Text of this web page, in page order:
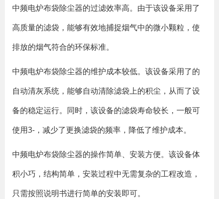
中频电炉布袋除尘器的过滤效率高。由于该设备采用了
高质量的滤袋，能够有效地捕捉烟气中的微小颗粒，使
排放的烟气符合的环保标准。
中频电炉布袋除尘器的维护成本较低。该设备采用了的
自动清灰系统，能够自动清除滤袋上的积尘，从而了设
备的稳定运行。同时，该设备的滤袋寿命较长，一般可
使用3-，减少了更换滤袋的频率，降低了维护成本。
中频电炉布袋除尘器的操作简单、安装方便。该设备体
积小巧，结构简单，安装过程中无需复杂的工程改造，
只需按照说明书进行简单的安装即可。